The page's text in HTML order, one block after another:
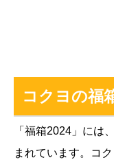
コクヨの福
「福箱2024」には
まれています。コ